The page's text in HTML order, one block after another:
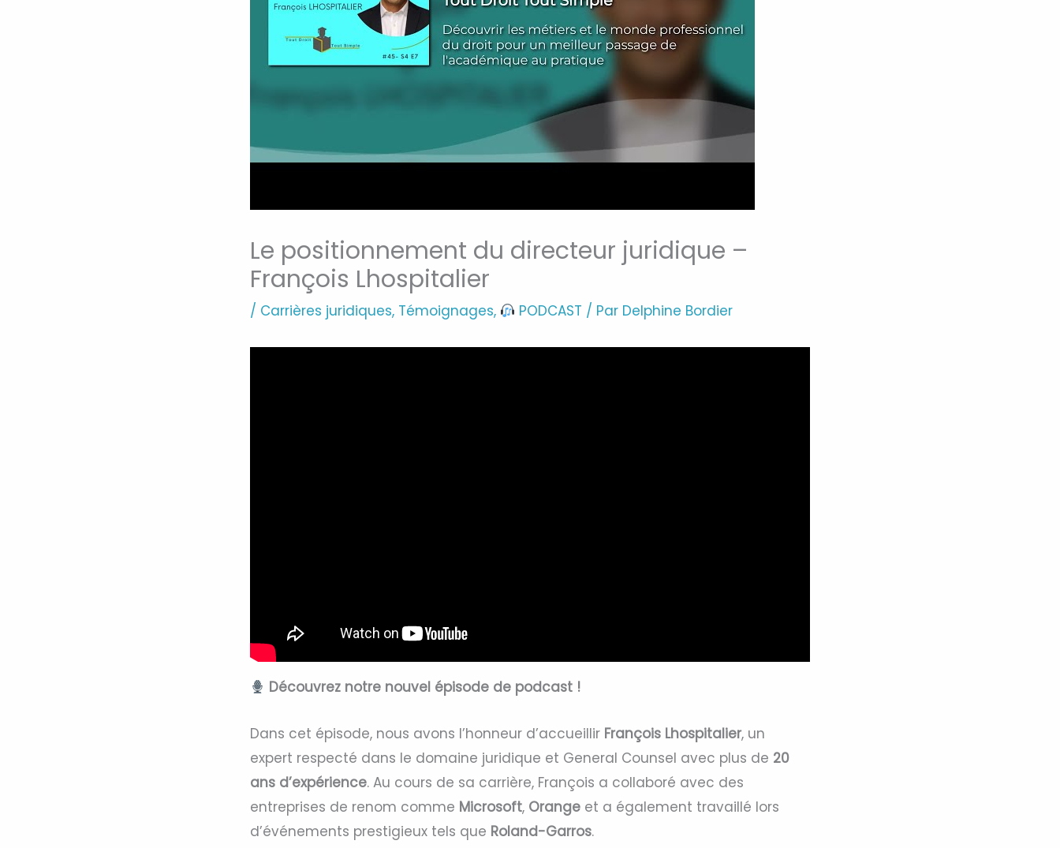
Le positionnement du directeur juridique –
François Lhospitalier
/ Carrières juridiques, Témoignages, PODCAST / Par Delphine Bordier
Découvrez notre nouvel épisode de podcast !
Dans cet épisode, nous avons l’honneur d’accueillir François Lhospitalier, un
expert respecté dans le domaine juridique et General Counsel avec plus de 20
ans d’expérience. Au cours de sa carrière, François a collaboré avec des
entreprises de renom comme Microsoft, Orange et a également travaillé lors
d’événements prestigieux tels que Roland-Garros.